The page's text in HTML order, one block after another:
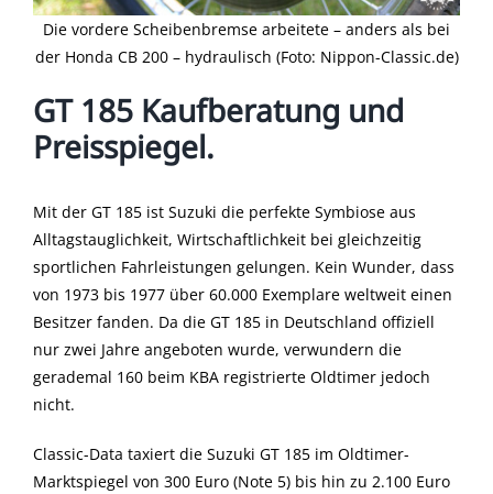
Die vordere Scheibenbremse arbeitete – anders als bei
der Honda CB 200 – hydraulisch (Foto: Nippon-Classic.de)
GT 185 Kaufberatung und
Preisspiegel.
Mit der GT 185 ist Suzuki die perfekte Symbiose aus
Alltagstauglichkeit, Wirtschaftlichkeit bei gleichzeitig
sportlichen Fahrleistungen gelungen. Kein Wunder, dass
von 1973 bis 1977 über 60.000 Exemplare weltweit einen
Besitzer fanden. Da die GT 185 in Deutschland offiziell
nur zwei Jahre angeboten wurde, verwundern die
gerademal 160 beim KBA registrierte Oldtimer jedoch
nicht.
Classic-Data taxiert die Suzuki GT 185 im Oldtimer-
Marktspiegel von 300 Euro (Note 5) bis hin zu 2.100 Euro